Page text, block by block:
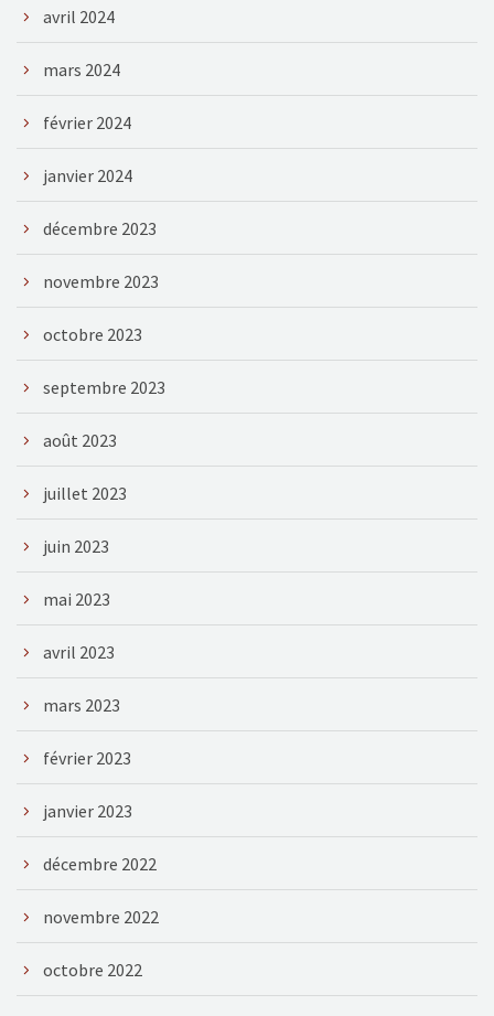
avril 2024
mars 2024
février 2024
janvier 2024
décembre 2023
novembre 2023
octobre 2023
septembre 2023
août 2023
juillet 2023
juin 2023
mai 2023
avril 2023
mars 2023
février 2023
janvier 2023
décembre 2022
novembre 2022
octobre 2022